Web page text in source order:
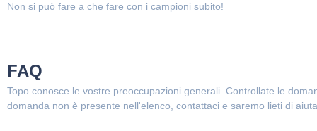
Non si può fare a che fare con i campioni subito!
FAQ
Topo conosce le vostre preoccupazioni generali. Controllate le
domanda non è presente nell'elenco, contattaci e saremo lieti di